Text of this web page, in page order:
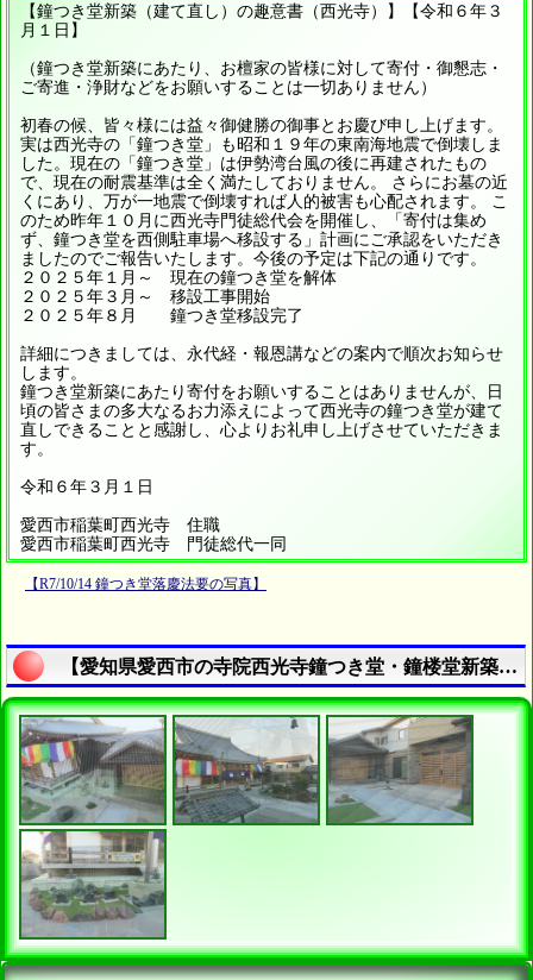
【鐘つき堂新築（建て直し）の趣意書（西光寺）】【令和６年３
月１日】
（鐘つき堂新築にあたり、お檀家の皆様に対して寄付・御懇志・
ご寄進・浄財などをお願いすることは一切ありません）
初春の候、皆々様には益々御健勝の御事とお慶び申し上げます。
実は西光寺の「鐘つき堂」も昭和１９年の東南海地震で倒壊しま
した。現在の「鐘つき堂」は伊勢湾台風の後に再建されたもの
で、現在の耐震基準は全く満たしておりません。 さらにお墓の近
くにあり、万が一地震で倒壊すれば人的被害も心配されます。 こ
のため昨年１０月に西光寺門徒総代会を開催し、「寄付は集め
ず、鐘つき堂を西側駐車場へ移設する」計画にご承認をいただき
ましたのでご報告いたします。今後の予定は下記の通りです。
２０２５年１月～ 現在の鐘つき堂を解体
２０２５年３月～ 移設工事開始
２０２５年８月 鐘つき堂移設完了
詳細につきましては、永代経・報恩講などの案内で順次お知らせ
します。
鐘つき堂新築にあたり寄付をお願いすることはありませんが、日
頃の皆さまの多大なるお力添えによって西光寺の鐘つき堂が建て
直しできることと感謝し、心よりお礼申し上げさせていただきま
す。
令和６年３月１日
愛西市稲葉町西光寺 住職
愛西市稲葉町西光寺 門徒総代一同
【R7/10/14 鐘つき堂落慶法要の写真】
【愛知県愛西市の寺院西光寺鐘つき堂・鐘楼堂新築工事の趣意書 | 寺院・お寺の建築工事履歴写真】の説明終了